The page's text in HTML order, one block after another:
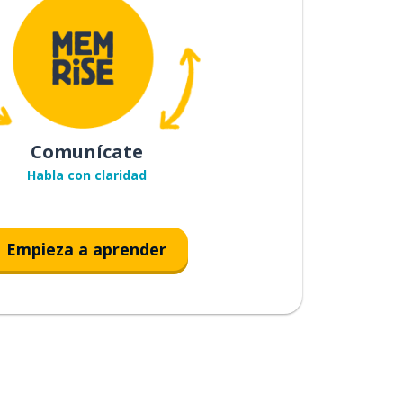
Comunícate
Habla con claridad
Empieza a aprender